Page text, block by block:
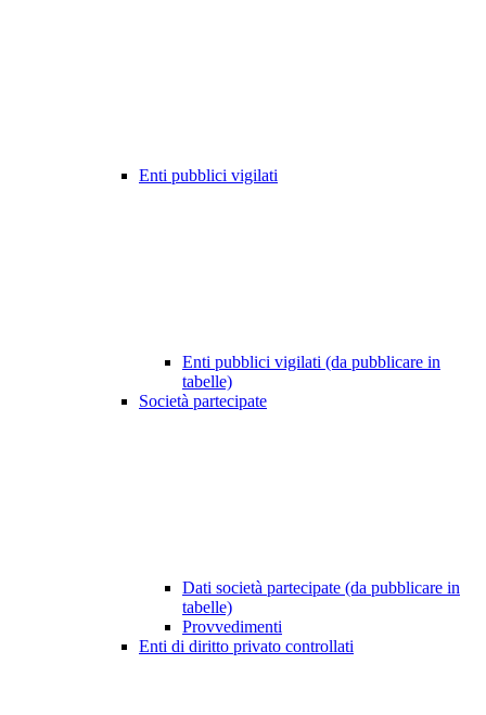
Enti pubblici vigilati
Enti pubblici vigilati (da pubblicare in
tabelle)
Società partecipate
Dati società partecipate (da pubblicare in
tabelle)
Provvedimenti
Enti di diritto privato controllati